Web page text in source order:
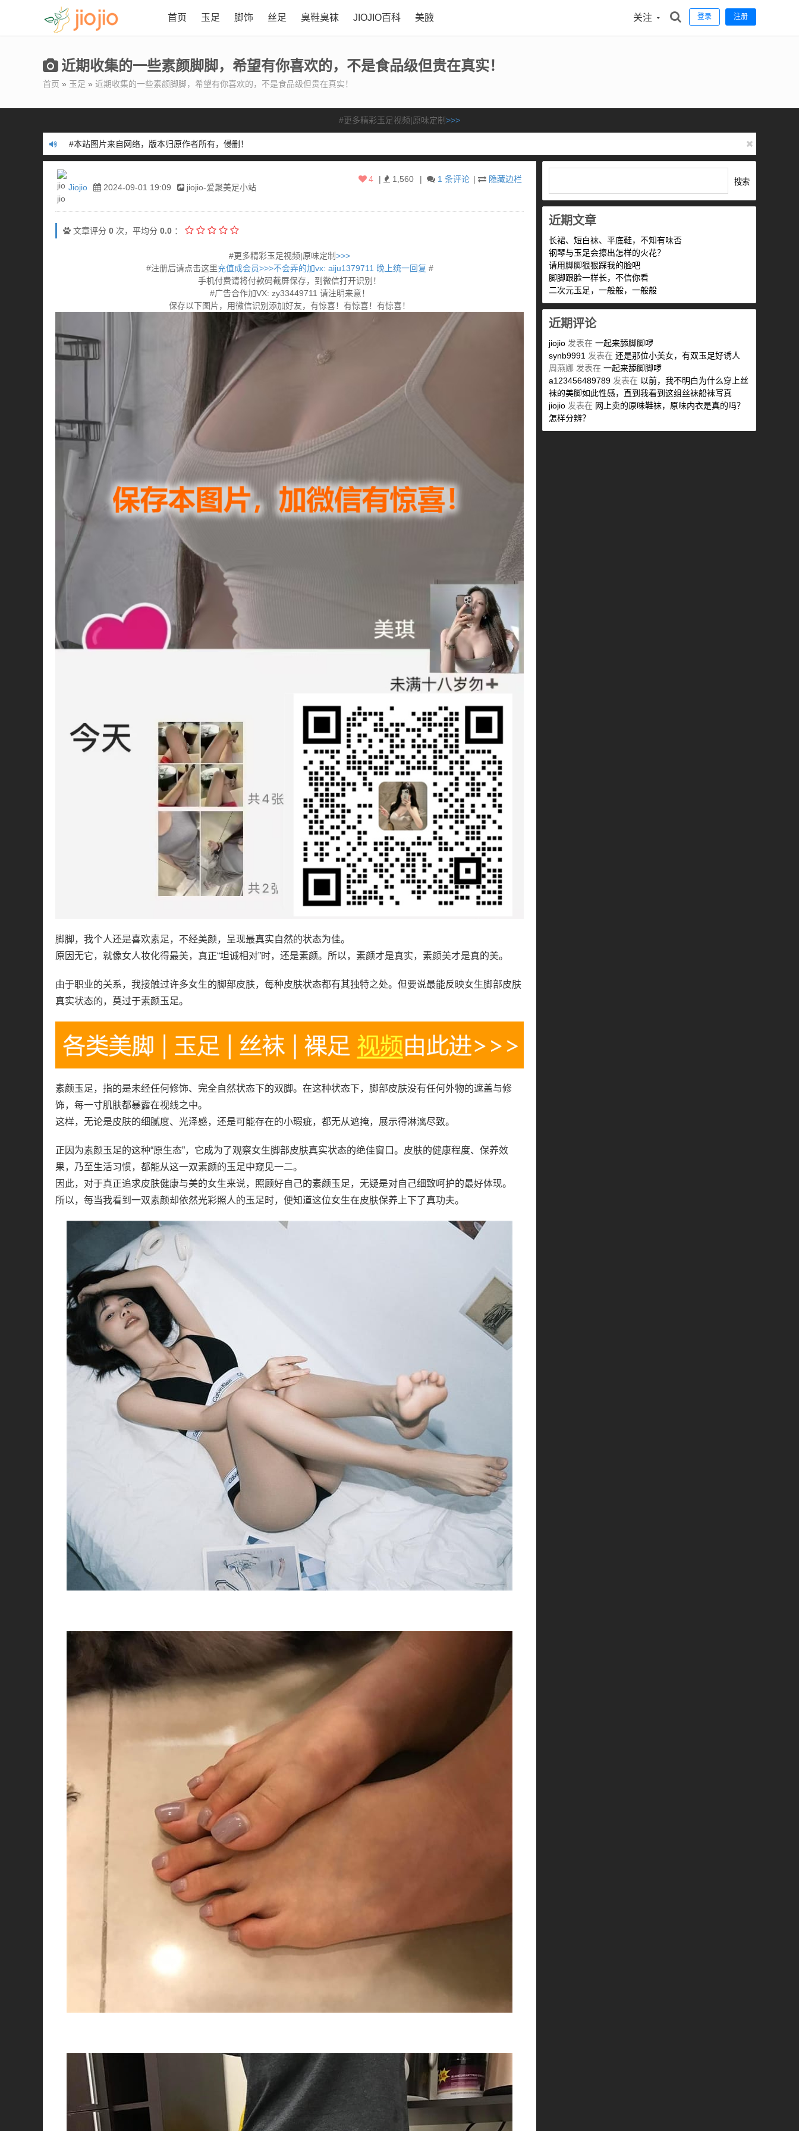
登录 注册
关注
首页 玉足 脚饰 丝足 臭鞋臭袜 JIOJIO百科 美腋
近期收集的一些素颜脚脚，希望有你喜欢的，不是食品级但贵在真实！
首页 » 玉足 » 近期收集的一些素颜脚脚，希望有你喜欢的，不是食品级但贵在真实！
#更多精彩玉足视频|原味定制>>>
#本站不含任何色情内容，提倡健康品足！
#本站图片来自网络，版本归原作者所有，侵删！
#本站不含任何色情内容，提倡健康品足！
Jiojio 2024-09-01 19:09 jiojio-爱聚美足小站
| 隐藏边栏
| 1 条评论
| 1,560
4
文章评分 0 次，平均分 0.0 ：
#更多精彩玉足视频|原味定制>>>
#注册后请点击这里充值成会员>>>不会弄的加vx: aiju1379711 晚上统一回复 #
手机付费请将付款码截屏保存，到微信打开识别！
#广告合作加VX: zy33449711 请注明来意！
保存以下图片，用微信识别添加好友，有惊喜！有惊喜！有惊喜！
脚脚，我个人还是喜欢素足，不经美颜，呈现最真实自然的状态为佳。
原因无它，就像女人妆化得最美，真正“坦诚相对”时，还是素颜。所以，素颜才是真实，素颜美才是真的美。
由于职业的关系，我接触过许多女生的脚部皮肤，每种皮肤状态都有其独特之处。但要说最能反映女生脚部皮肤
真实状态的，莫过于素颜玉足。
素颜玉足，指的是未经任何修饰、完全自然状态下的双脚。在这种状态下，脚部皮肤没有任何外物的遮盖与修
饰，每一寸肌肤都暴露在视线之中。
这样，无论是皮肤的细腻度、光泽感，还是可能存在的小瑕疵，都无从遮掩，展示得淋漓尽致。
正因为素颜玉足的这种“原生态”，它成为了观察女生脚部皮肤真实状态的绝佳窗口。皮肤的健康程度、保养效
果，乃至生活习惯，都能从这一双素颜的玉足中窥见一二。
因此，对于真正追求皮肤健康与美的女生来说，照顾好自己的素颜玉足，无疑是对自己细致呵护的最好体现。
所以，每当我看到一双素颜却依然光彩照人的玉足时，便知道这位女生在皮肤保养上下了真功夫。
搜索
近期文章
长裙、短白袜、平底鞋，不知有味否
钢琴与玉足会擦出怎样的火花？
请用脚脚狠狠踩我的脸吧
脚脚跟脸一样长，不信你看
二次元玉足，一般般，一般般
近期评论
jiojio 发表在 一起来舔脚脚啰
synb9991 发表在 还是那位小美女，有双玉足好诱人
周燕娜 发表在 一起来舔脚脚啰
a123456489789 发表在 以前，我不明白为什么穿上丝
袜的美脚如此性感，直到我看到这组丝袜船袜写真
jiojio 发表在 网上卖的原味鞋袜，原味内衣是真的吗？
怎样分辨？